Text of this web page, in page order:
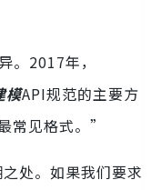
。2017年，
模API规范的主要方
常见格式。”
处。如果我们要求